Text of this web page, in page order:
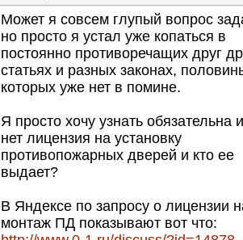
Может я совсем глупый вопрос
но просто я устал уже копаться в
постоянно противоречащих друг
статьях и разных законах,
которых уже нет в помине.
Я просто хочу узнать обязательна
нет лицензия на установку
противопожарных дверей и кто ее
выдает?
В Яндексе по запросу о лицензии
монтаж ПД показывают вот что: